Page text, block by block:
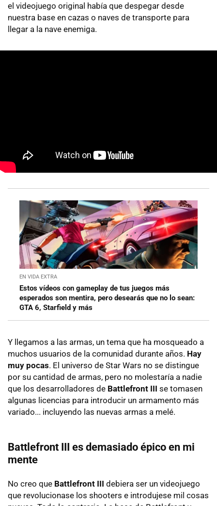
el videojuego original había que despegar desde
nuestra base en cazas o naves de transporte para
llegar a la nave enemiga.
EN VIDA EXTRA
Estos vídeos con gameplay de tus juegos más
esperados son mentira, pero desearás que no lo sean:
GTA 6, Starfield y más
Y llegamos a las armas, un tema que ha mosqueado a
muchos usuarios de la comunidad durante años. Hay
muy pocas. El universo de Star Wars no se distingue
por su cantidad de armas, pero no molestaría a nadie
que los desarrolladores de Battlefront III se tomasen
algunas licencias para introducir un armamento más
variado... incluyendo las nuevas armas a melé.
Battlefront III es demasiado épico en mi
mente
No creo que Battlefront III debiera ser un videojuego
que revolucionase los shooters e introdujese mil cosas